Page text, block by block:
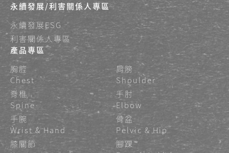
永續發展/利害關係人專區
永續發展ESG
利害關係人專區
產品專區
胸腔
Chest
肩膀
Shoulder
脊椎
Spine
手肘
Elbow
手腕
Wrist & Hand
骨盆
Pelvic & Hip
膝關節
腳踝